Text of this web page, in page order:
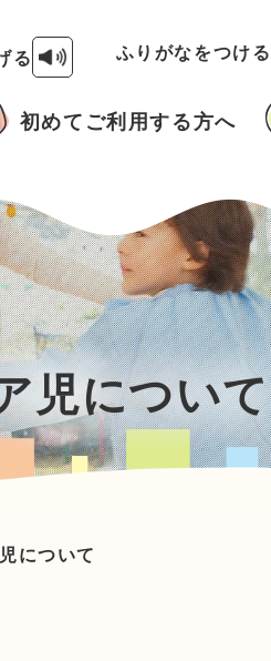
る ふりがなをつける
初めてご利用する方へ
児について
について